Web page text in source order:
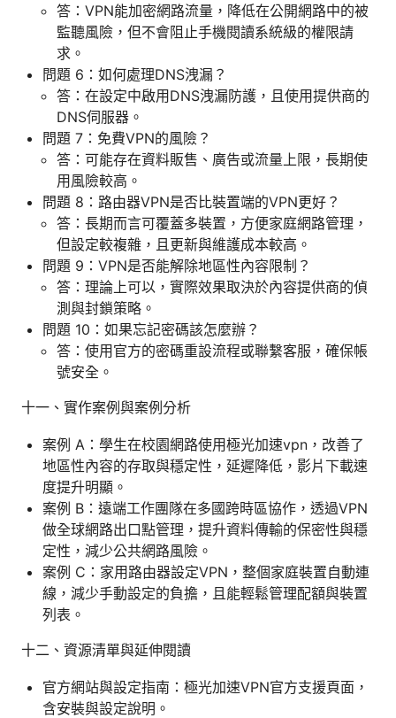
答：VPN能加密網路流量，降低在公開網路中的被
監聽風險，但不會阻止手機閱讀系統級的權限請
求。
問題 6：如何處理DNS洩漏？
答：在設定中啟用DNS洩漏防護，且使用提供商的
DNS伺服器。
問題 7：免費VPN的風險？
答：可能存在資料販售、廣告或流量上限，長期使
用風險較高。
問題 8：路由器VPN是否比裝置端的VPN更好？
答：長期而言可覆蓋多裝置，方便家庭網路管理，
但設定較複雜，且更新與維護成本較高。
問題 9：VPN是否能解除地區性內容限制？
答：理論上可以，實際效果取決於內容提供商的偵
測與封鎖策略。
問題 10：如果忘記密碼該怎麼辦？
答：使用官方的密碼重設流程或聯繫客服，確保帳
號安全。
十一、實作案例與案例分析
案例 A：學生在校園網路使用極光加速vpn，改善了
地區性內容的存取與穩定性，延遲降低，影片下載速
度提升明顯。
案例 B：遠端工作團隊在多國跨時區協作，透過VPN
做全球網路出口點管理，提升資料傳輸的保密性與穩
定性，減少公共網路風險。
案例 C：家用路由器設定VPN，整個家庭裝置自動連
線，減少手動設定的負擔，且能輕鬆管理配額與裝置
列表。
十二、資源清單與延伸閱讀
官方網站與設定指南：極光加速VPN官方支援頁面，
含安裝與設定說明。